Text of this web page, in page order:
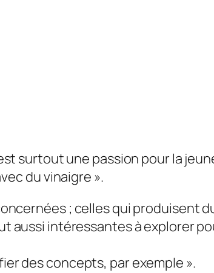
surtout une passion pour la
du vinaigre ».
; celles qui produisent
aussi intéressantes à explorer
des concepts, par exemple ».